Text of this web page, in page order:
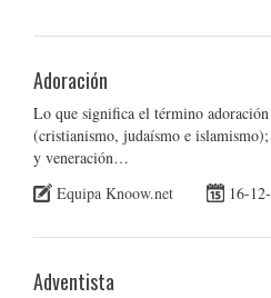
Adoración
Lo que significa el término
(cristianismo, judaísmo e
y veneración…
Equipa Knoow.net
16-
Adventista